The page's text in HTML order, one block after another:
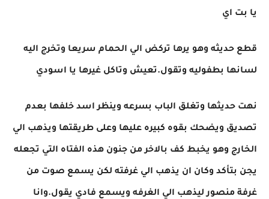
يا بت اي
قطع حديثه وهو يرها تركض الي الحمام سريعا وتخرج اليه
لسانها بطفوليه وتقول.تعيش وتاكل غيرها يا اسودي
نهت حديثها وتغلق الباب بسرعه وينظر اسد خلفها بعدم
تصديق ويضحك بقوه كبيره عليها وعلى طريقتها ويذهب الي
الخارج وهو يخبط كف بالاخر من جنون هذه الفتاه التي تجعله
يجن بتأكد وكان ان يذهب الي غرفته لكن يسمع صوت من
غرفة منصور ليذهب الي الغرفه ويسمع فادي يقول.وانا